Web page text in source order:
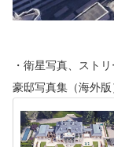
・衛星写真、スト
豪邸写真集（海外版